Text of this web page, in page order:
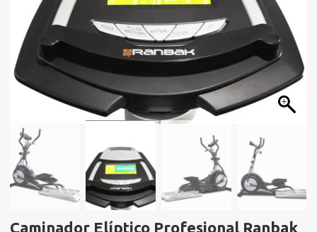
Caminador Elíptico Profesional Ranbak